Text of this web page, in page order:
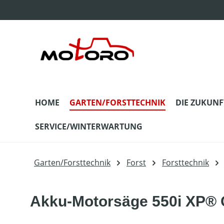
HOME GARTEN/FORSTTECHNIK DIE
SERVICE/WINTERWARTUNG
Garten/Forsttechnik Forst Forsttechnik
Akku-Motorsäge 550i XP®